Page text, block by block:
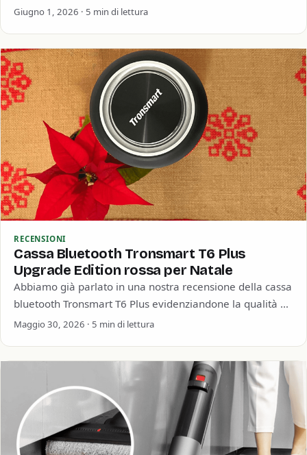
buona durata della batteria.…
Giugno 1, 2026 · 5 min di lettura
RECENSIONI
Cassa Bluetooth Tronsmart T6 Plus
Upgrade Edition rossa per Natale
Abbiamo già parlato in una nostra recensione della cassa
bluetooth Tronsmart T6 Plus evidenziandone la qualità e
soprattutto la straordinaria durata della…
Maggio 30, 2026 · 5 min di lettura